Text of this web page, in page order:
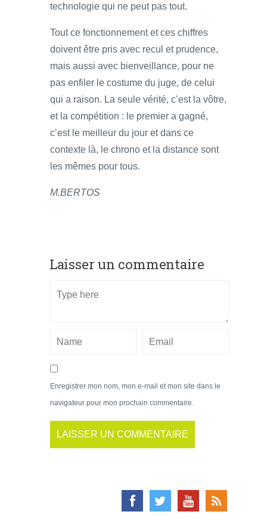
technologie qui ne peut pas tout.
Tout ce fonctionnement et ces chiffres
doivent être pris avec recul et prudence,
mais aussi avec bienveillance, pour ne
pas enfiler le costume du juge, de celui
qui a raison. La seule vérité, c’est la vôtre,
et la compétition : le premier a gagné,
c’est le meilleur du jour et dans ce
contexte là, le chrono et la distance sont
les mêmes pour tous.
M.BERTOS
Laisser un commentaire
Enregistrer mon nom, mon e-mail et mon site dans le
navigateur pour mon prochain commentaire.